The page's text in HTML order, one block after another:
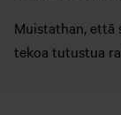
Muistathan, että
tekoa tutustua